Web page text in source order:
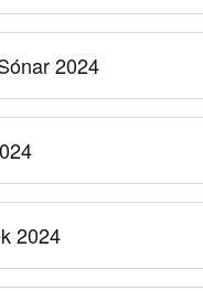
2024
2024